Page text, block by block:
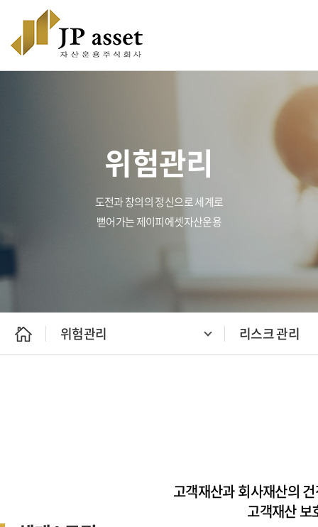
위험관리
도전과 창의의 정신으로 세계로
뻗어가는 제이피에셋자산운용
위험관리 리스크 관리
고객재산과 회사재산의
고객재산